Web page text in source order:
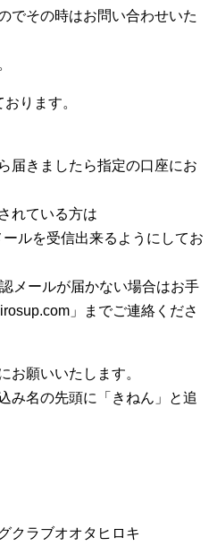
でその時はお問い合わせいた
ります。
届きましたら指定の口座にお
れている方は
ールを受信出来るようにしてお
メールが届かない場合はお手
」までご連絡くださ
お願いいたします。
み名の先頭に「きねん」と追
クラブオオタヒロキ